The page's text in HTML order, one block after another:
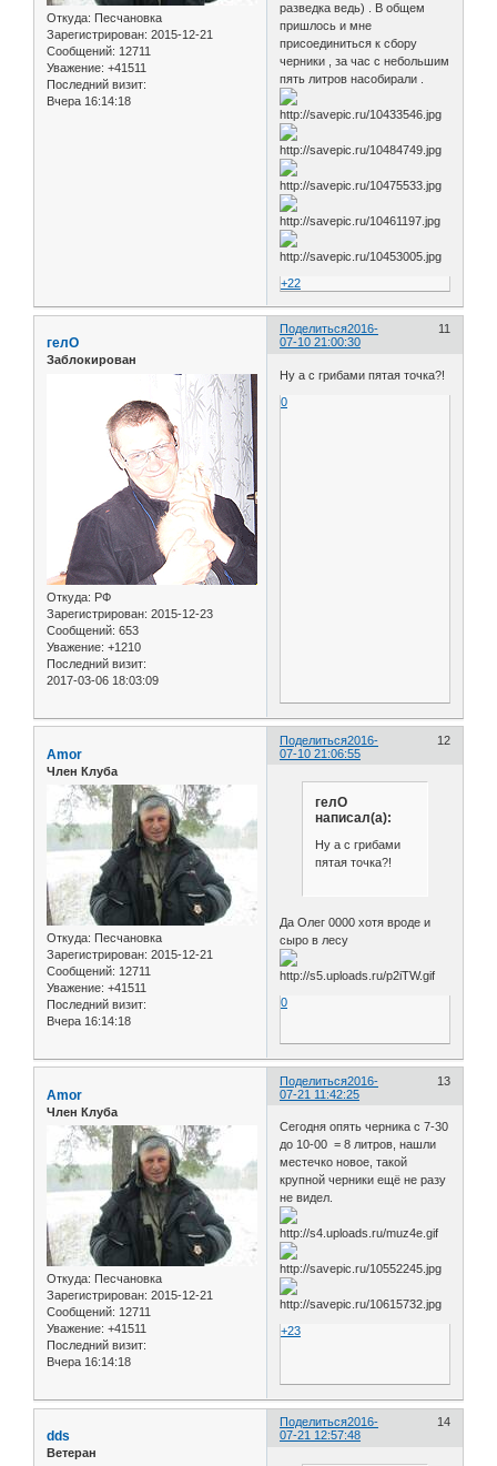
Откуда: Песчановка
Зарегистрирован: 2015-12-21
Сообщений: 12711
Уважение: +41511
Последний визит:
Вчера 16:14:18
разведка ведь) . В общем
пришлось и мне
присоединиться к сбору
черники , за час с небольшим
пять литров насобирали .
+22
Поделиться 11
2016-
07-10 21:00:30
гелО
Заблокирован
Откуда: РФ
Зарегистрирован: 2015-12-23
Сообщений: 653
Уважение: +1210
Последний визит:
2017-03-06 18:03:09
Ну а с грибами пятая точка?!
0
Поделиться 12
2016-
07-10 21:06:55
Amor
Член Клуба
Откуда: Песчановка
Зарегистрирован: 2015-12-21
Сообщений: 12711
Уважение: +41511
Последний визит:
Вчера 16:14:18
гелО
написал(а):
Ну а с грибами
пятая точка?!
Да Олег 0000 хотя вроде и
сыро в лесу
0
Поделиться 13
2016-
07-21 11:42:25
Amor
Член Клуба
Откуда: Песчановка
Зарегистрирован: 2015-12-21
Сообщений: 12711
Уважение: +41511
Последний визит:
Вчера 16:14:18
Сегодня опять черника с 7-30
до 10-00 = 8 литров, нашли
местечко новое, такой
крупной черники ещё не разу
не видел.
+23
Поделиться 14
2016-
07-21 12:57:48
dds
Ветеран